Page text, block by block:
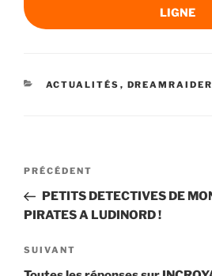
LIGNE
CATÉGORIES
ACTUALITÉS ,
Navigation
l’article
Article
précédent
PRÉCÉDENT
PETITS DETECTIVES DE
PIRATES A LUDINORD !
Article
suivant
SUIVANT